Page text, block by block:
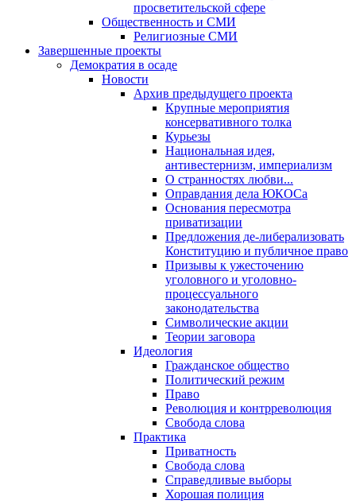
просветительской сфере
Общественность и СМИ
Религиозные СМИ
Завершенные проекты
Демократия в осаде
Новости
Архив предыдущего проекта
Крупные мероприятия
консервативного толка
Курьезы
Национальная идея,
антивестернизм, империализм
О странностях любви...
Оправдания дела ЮКОСа
Основания пересмотра
приватизации
Предложения де-либерализовать
Конституцию и публичное право
Призывы к ужесточению
уголовного и уголовно-
процессуального
законодательства
Символические акции
Теории заговора
Идеология
Гражданское общество
Политический режим
Право
Революция и контрреволюция
Свобода слова
Практика
Приватность
Свобода слова
Справедливые выборы
Хорошая полиция